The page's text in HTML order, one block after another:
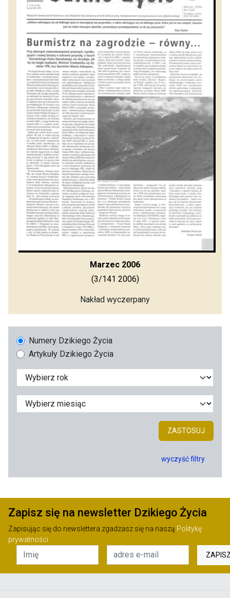
Marzec 2006
(3/141 2006)
Nakład wyczerpany
Numery Dzikiego Życia
Artykuły Dzikiego Życia
ZASTOSUJ
wyczyść filtry
Zapisz się na newsletter Dzikiego Życia
Zapisując się do newslettera zgadzasz się na naszą Politykę
prywatności